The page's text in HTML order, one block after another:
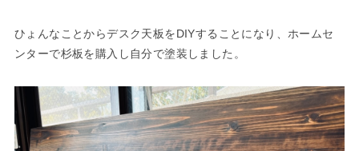
ひょんなことからデスク天板をDIYすることになり、ホームセ
ンターで杉板を購入し自分で塗装しました。